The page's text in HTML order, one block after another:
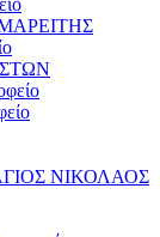
ΑΓΙΟΣ ΝΙΚΟΛΑΟΣ